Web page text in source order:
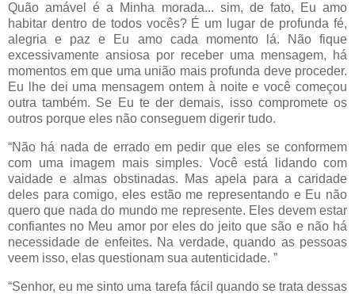
Quão amável é a Minha morada... sim, de fato, Eu amo
habitar dentro de todos vocês? É um lugar de profunda fé,
alegria e paz e Eu amo cada momento lá. Não fique
excessivamente ansiosa por receber uma mensagem, há
momentos em que uma união mais profunda deve proceder.
Eu lhe dei uma mensagem ontem à noite e você começou
outra também. Se Eu te der demais, isso compromete os
outros porque eles não conseguem digerir tudo.
“Não há nada de errado em pedir que eles se conformem
com uma imagem mais simples. Você está lidando com
vaidade e almas obstinadas. Mas apela para a caridade
deles para comigo, eles estão me representando e Eu não
quero que nada do mundo me represente. Eles devem estar
confiantes no Meu amor por eles do jeito que são e não há
necessidade de enfeites. Na verdade, quando as pessoas
veem isso, elas questionam sua autenticidade. ”
“Senhor, eu me sinto uma tarefa fácil quando se trata dessas